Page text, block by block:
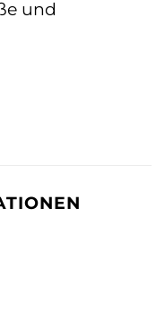
und